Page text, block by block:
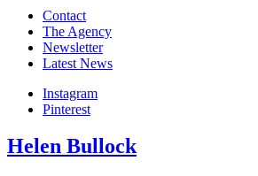
Contact
The Agency
Newsletter
Latest News
Instagram
Pinterest
Helen Bullock